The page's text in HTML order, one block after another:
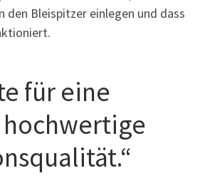
den Bleispitzer einlegen und dass
für eine